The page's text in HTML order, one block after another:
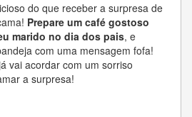
do que receber a surpresa de
Prepare um café gostoso
marido no dia dos pais, e
com uma mensagem fofa!
vai acordar com um sorriso
a surpresa!